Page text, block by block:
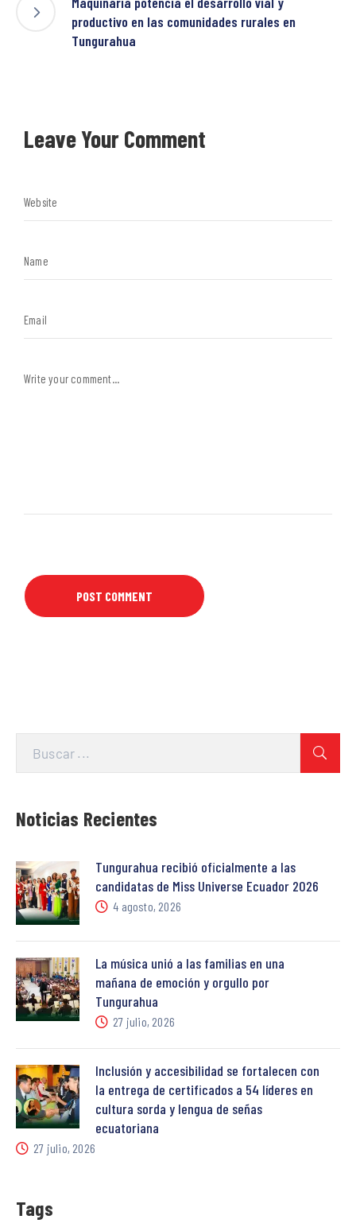
productivo en las comunidades rurales en
Tungurahua
Leave Your Comment
Noticias Recientes
Tungurahua recibió oficialmente a las
candidatas de Miss Universe Ecuador 2026
4 agosto, 2026
La música unió a las familias en una
mañana de emoción y orgullo por
Tungurahua
27 julio, 2026
Inclusión y accesibilidad se fortalecen con
la entrega de certificados a 54 líderes en
cultura sorda y lengua de señas
ecuatoriana
27 julio, 2026
Tags